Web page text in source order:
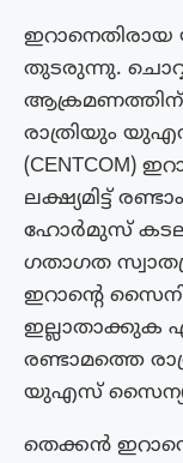
തുടരുന്നു.
ആക്രമണത്തിന്
രാത്രിയും
(CENTCOM)
ലക്ഷ്യമിട്ട്
ഹോർമുസ്
ഗതാഗത
ഇറാന്റെ
ഇല്ലാതാക്കുക
രണ്ടാമത്തെ
യുഎസ് സൈന്യം
തെക്കൻ